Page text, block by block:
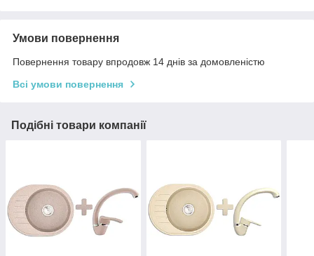
Умови повернення
Повернення товару впродовж 14 днів за домовленістю
Всі умови повернення
Подібні товари компанії